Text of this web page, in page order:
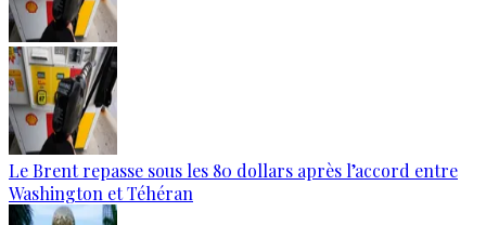
Le Brent repasse sous les 80 dollars après l’accord entre
Washington et Téhéran